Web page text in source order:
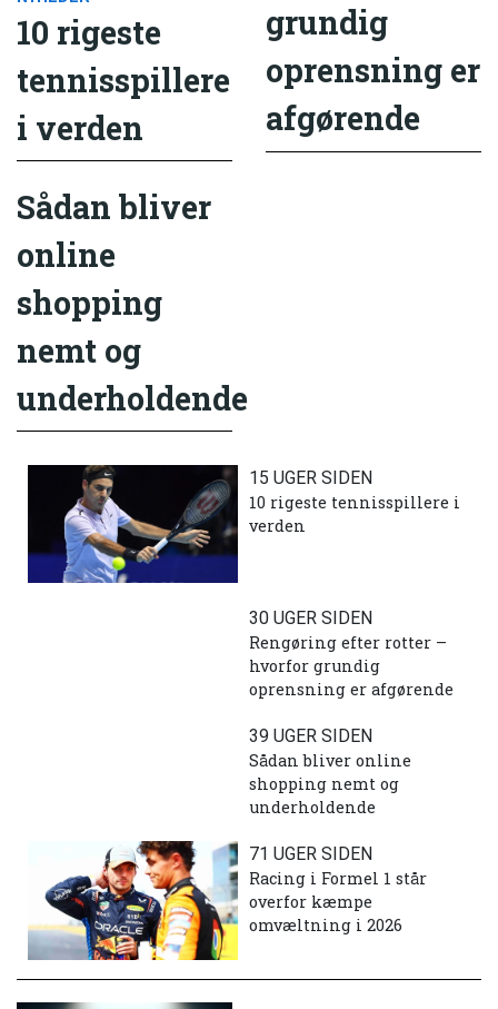
10 rigeste
tennisspillere
i verden
grundig
oprensning er
afgørende
Sådan bliver
online
shopping
nemt og
underholdende
15 UGER SIDEN
10 rigeste tennisspillere i
verden
30 UGER SIDEN
Rengøring efter rotter –
hvorfor grundig
oprensning er afgørende
39 UGER SIDEN
Sådan bliver online
shopping nemt og
underholdende
71 UGER SIDEN
Racing i Formel 1 står
overfor kæmpe
omvæltning i 2026